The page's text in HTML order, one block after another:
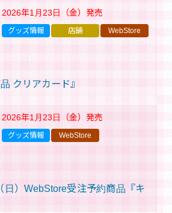
2026年1月23日（金） 発売
クリアカード』
グッズ情報 店舗 WebStore
2026年1月23日（金） 発売
日）WebStore受注予約商品『キ
グッズ情報 WebStore